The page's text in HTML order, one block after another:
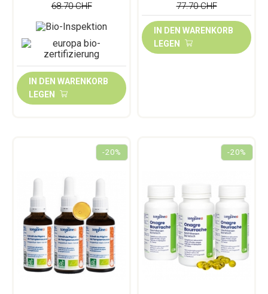
68.70 CHF
IN DEN WARENKORB
LEGEN
77.70 CHF
IN DEN WARENKORB
LEGEN
-20% -20%